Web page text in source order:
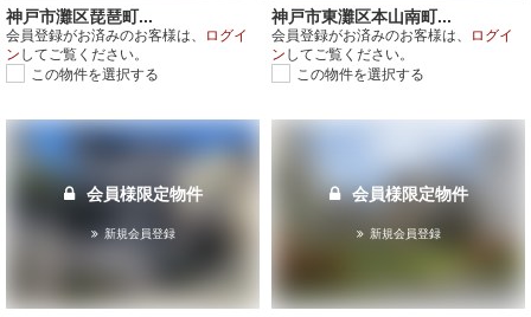
神戸市灘区琵琶町...
会員登録がお済みのお客様は、
ログイ
ン してご覧ください。
この物件を選択する
神戸市東灘区本山南町...
会員登録がお済みのお客様は、
ログイ
ン してご覧ください。
この物件を選択する
会員様限定物件
新規会員登録
会員様限定物件
新規会員登録